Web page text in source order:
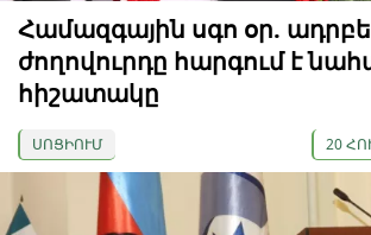
Համազգային սգո օր.
ժողովուրդը հարգում է
հիշատակը
ՍՈՑԻՈՒՄ 20